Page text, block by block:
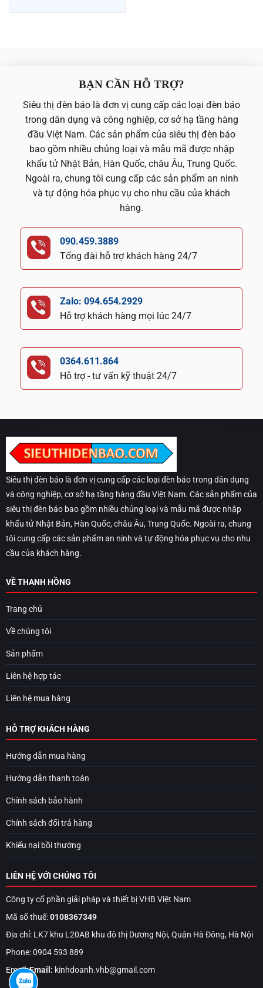
BẠN CẦN HỖ TRỢ?
Siêu thị đèn báo là đơn vị cung cấp các loại đèn báo
trong dân dụng và công nghiệp, cơ sở hạ tầng hàng
đầu Việt Nam. Các sản phẩm của siêu thị đèn báo
bao gồm nhiều chủng loại và mẫu mã được nhập
khẩu tử Nhật Bản, Hàn Quốc, châu Âu, Trung Quốc.
Ngoài ra, chung tôi cung cấp các sản phẩm an ninh
và tự động hóa phục vụ cho nhu cầu của khách
hàng.
090.459.3889
Tổng đài hỗ trợ khách hàng 24/7
Zalo: 094.654.2929
Hỗ trợ khách hàng mọi lúc 24/7
0364.611.864
Hỗ trợ - tư vấn kỹ thuật 24/7
Siêu thị đèn báo là đơn vị cung cấp các loại đèn báo trong dân dụng
và công nghiệp, cơ sở hạ tầng hàng đầu Việt Nam. Các sản phẩm của
siêu thị đèn báo bao gồm nhiều chủng loại và mẫu mã được nhập
khẩu tử Nhật Bản, Hàn Quốc, châu Âu, Trung Quốc. Ngoài ra, chung
tôi cung cấp các sản phẩm an ninh và tự động hóa phục vụ cho nhu
cầu của khách hàng.
VỀ THANH HỒNG
Trang chủ
Về chúng tôi
Sản phẩm
Liên hệ hợp tác
Liên hệ mua hàng
HỖ TRỢ KHÁCH HÀNG
Hướng dẫn mua hàng
Hướng dẫn thanh toán
Chính sách bảo hành
Chính sách đổi trả hàng
Khiếu nại bồi thường
LIÊN HỆ VỚI CHÚNG TÔI
Công ty cổ phần giải pháp và thiết bị VHB Việt Nam
Mã số thuế:0108367349
Địa chỉ: LK7 khu L20AB khu đô thị Dương Nội, Quận Hà Đông, Hà Nội
Phone: 0904 593 889
Email:Email: kinhdoanh.vhb@gmail.com